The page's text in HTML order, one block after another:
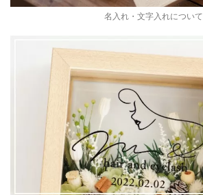
名入れ・文字入れについて